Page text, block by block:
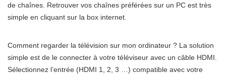
de chaînes. Retrouver vos chaînes préférées sur un PC est très
simple en cliquant sur la box internet.
Comment regarder la télévision sur mon ordinateur ? La solution
simple est de le connecter à votre téléviseur avec un câble HDMI.
Sélectionnez l’entrée (HDMI 1, 2, 3 …) compatible avec votre